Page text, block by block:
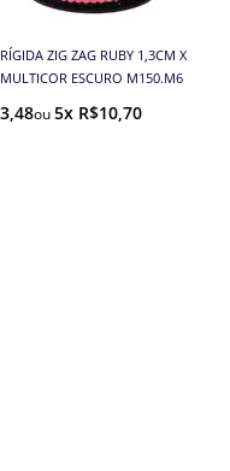
ZIG ZAG RUBY 1,3CM X
ESCURO M150.M6
5x R$10,70